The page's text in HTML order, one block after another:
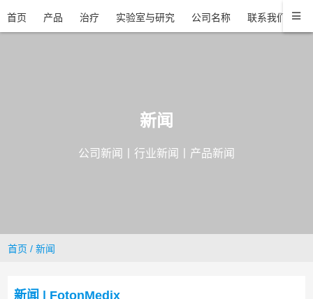
首页 产品 治疗 实验室与研究 公司名称 联系我们
新闻
公司新闻丨行业新闻丨产品新闻
首页 /新闻
新闻 | FotonMedix